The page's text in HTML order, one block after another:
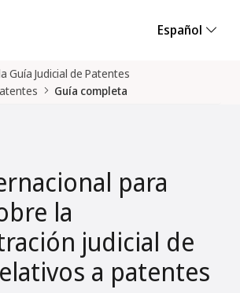
Español
Guía Judicial de Patentes
Guía completa
para
la
judicial de
a patentes